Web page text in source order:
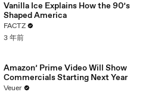
Vanilla Ice Explains How the 90’s
Shaped America
FACTZ
3 年前
Amazon’ Prime Video Will Show
Commercials Starting Next Year
Veuer